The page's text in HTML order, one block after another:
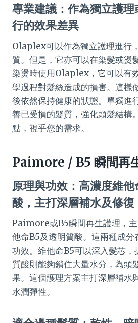
專業建議：作為獨立護
行的效果差異
Olaplex可以作為獨立護理進行
質。但是，它亦可以在染髮或燙
染燙時使用Olaplex，它可以有
學過程對髮絲造成的損害。這樣
後依然保持健康的狀態。單獨進
善已受損的髮質，強化頭髮結構
點，視乎您的需求。
Paimore / B5 瞬間再
原理與功效：高濃度維
酸，主打深層補水及修復
Paimore或B5瞬間再生護理，
他命B5及透明質酸。這兩種成分
功效。維他命B5可以深入髮芯，
質酸則能夠鎖住大量水分，為頭
果。這個護理方案主打深層補水
水潤彈性。